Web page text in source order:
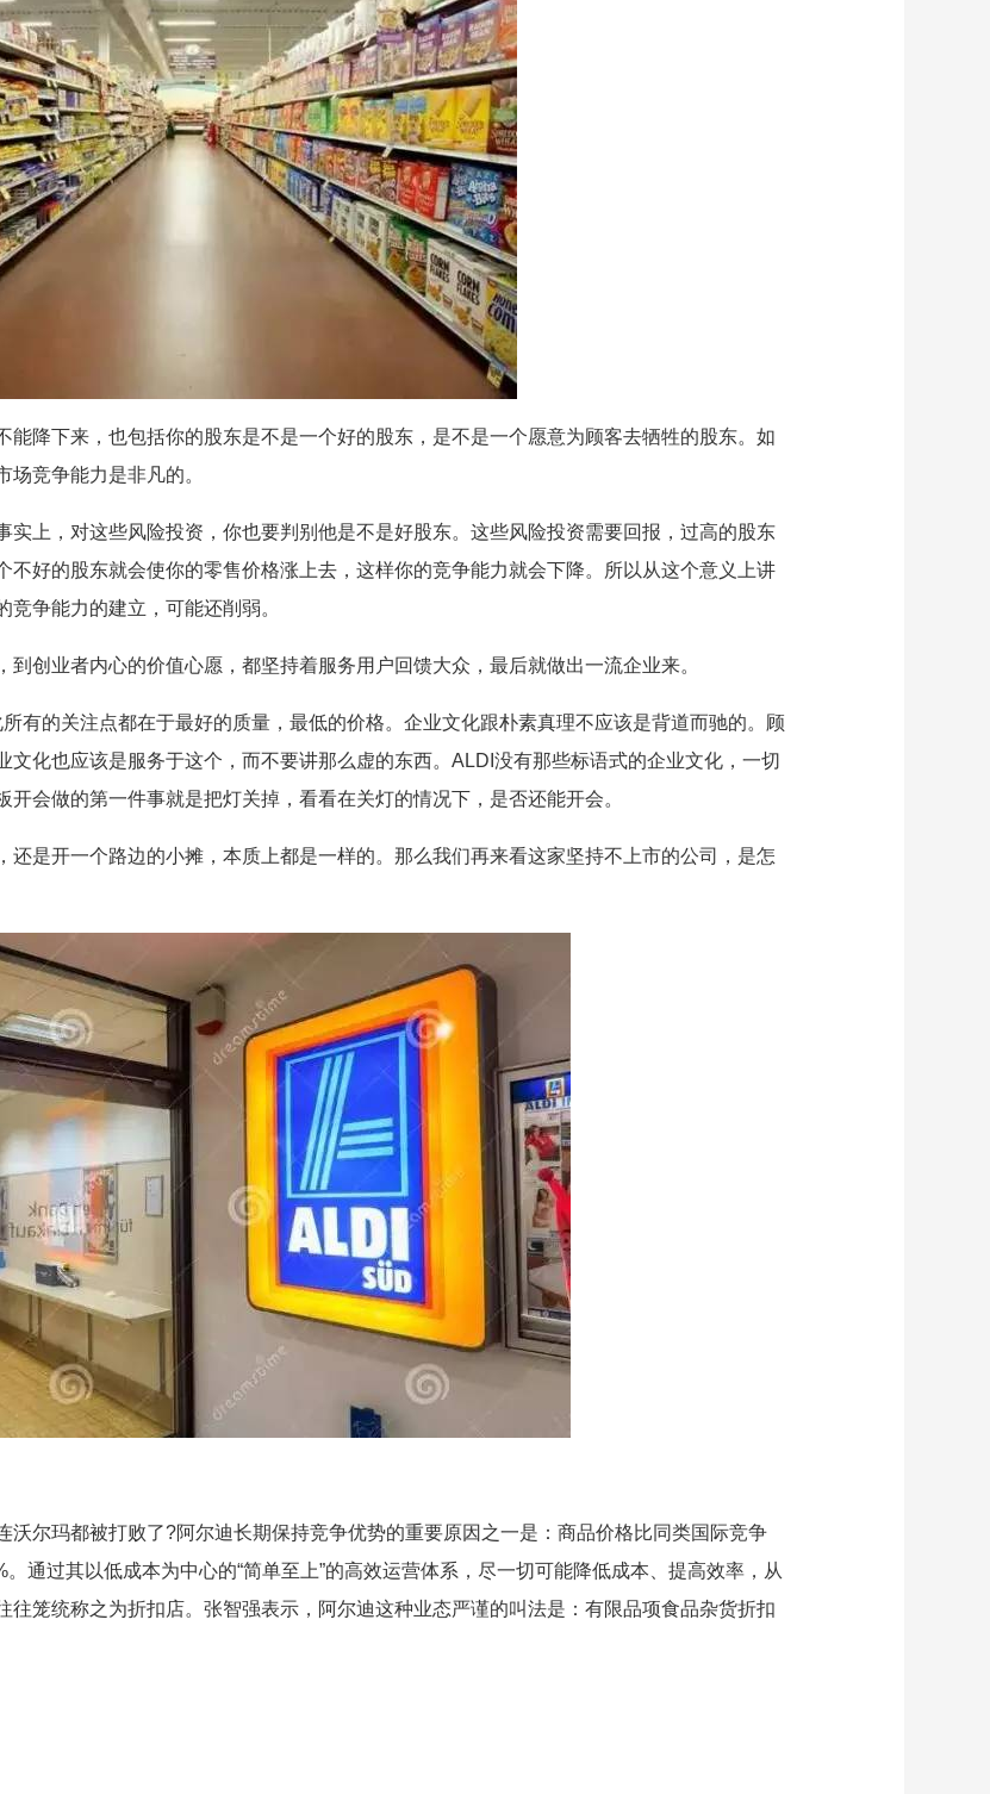
能降下来，也包括你的股东是不是一个好的股东，是不是一个愿意为顾客去牺牲的股东。如
竞争能力是非凡的。
实上，对这些风险投资，你也要判别他是不是好股东。这些风险投资需要回报，过高的股东
不好的股东就会使你的零售价格涨上去，这样你的竞争能力就会下降。所以从这个意义上讲
争能力的建立，可能还削弱。
创业者内心的价值心愿，都坚持着服务用户回馈大众，最后就做出一流企业来。
有的关注点都在于最好的质量，最低的价格。企业文化跟朴素真理不应该是背道而驰的。顾
化也应该是服务于这个，而不要讲那么虚的东西。ALDI没有那些标语式的企业文化，一切
会做的第一件事就是把灯关掉，看看在关灯的情况下，是否还能开会。
还是开一个路边的小摊，本质上都是一样的。那么我们再来看这家坚持不上市的公司，是怎
沃尔玛都被打败了?阿尔迪长期保持竞争优势的重要原因之一是：商品价格比同类国际竞争
通过其以低成本为中心的“简单至上”的高效运营体系，尽一切可能降低成本、提高效率，从
笼统称之为折扣店。张智强表示，阿尔迪这种业态严谨的叫法是：有限品项食品杂货折扣